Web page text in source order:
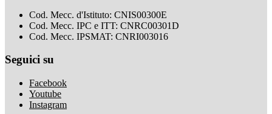
Cod. Mecc. d'Istituto: CNIS00300E
Cod. Mecc. IPC e ITT: CNRC00301D
Cod. Mecc. IPSMAT: CNRI003016
Seguici su
Facebook
Youtube
Instagram